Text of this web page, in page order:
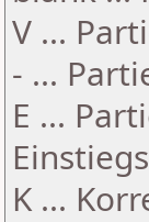
V ...
- ...
E ...
K ...